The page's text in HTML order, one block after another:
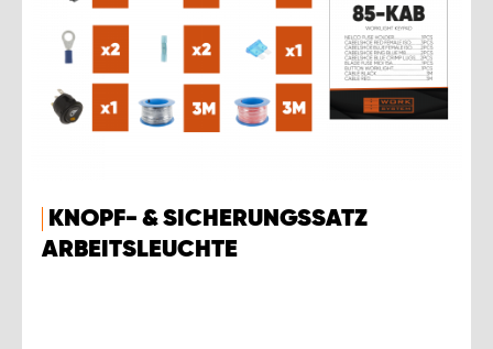
KNOPF- & SICHERUNGSSATZ
ARBEITSLEUCHTE